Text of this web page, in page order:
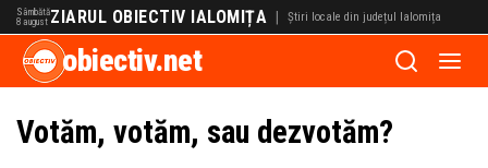
Sâmbătă
8 august ZIARUL OBIECTIV IALOMIȚA | Știri locale din județul Ialomița
obiectiv.net
Votăm, votăm, sau dezvotăm?